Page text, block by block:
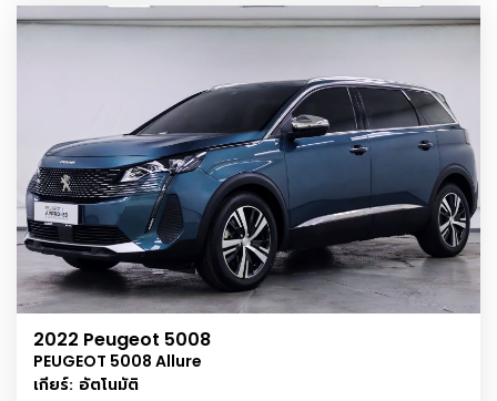
2022 Peugeot 5008
PEUGEOT 5008 Allure
เกียร์: อัตโนมัติ